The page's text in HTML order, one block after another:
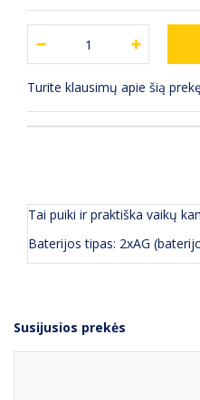
Turite klausimų apie šią
Tai puiki ir praktiška vaikų
Baterijos tipas: 2xAG
Susijusios prekės